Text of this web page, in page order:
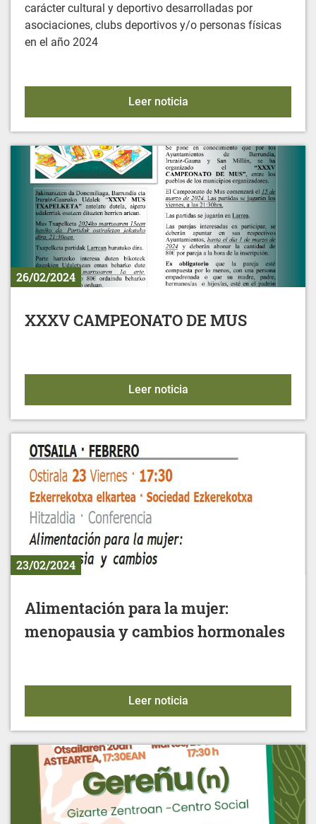
carácter cultural y deportivo desarrolladas por
asociaciones, clubs deportivos y/o personas físicas
en el año 2024
Leer noticiaConvocatoria de
26/02/2024
XXXV CAMPEONATO DE MUS
Leer noticiaXXXV CAMPEONATO DE
23/02/2024
Alimentación para la mujer:
menopausia y cambios hormonales
Leer noticiaAlimentación para la